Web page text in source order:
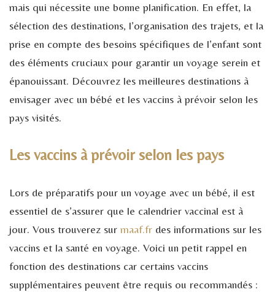
mais qui nécessite une bonne planification. En effet, la
sélection des destinations, l’organisation des trajets, et la
prise en compte des besoins spécifiques de l’enfant sont
des éléments cruciaux pour garantir un voyage serein et
épanouissant. Découvrez les meilleures destinations à
envisager avec un bébé et les vaccins à prévoir selon les
pays visités.
Les vaccins à prévoir selon les pays
Lors de préparatifs pour un voyage avec un bébé, il est
essentiel de s’assurer que le calendrier vaccinal est à
jour. Vous trouverez sur maaf.fr des informations sur les
vaccins et la santé en voyage. Voici un petit rappel en
fonction des destinations car certains vaccins
supplémentaires peuvent être requis ou recommandés :